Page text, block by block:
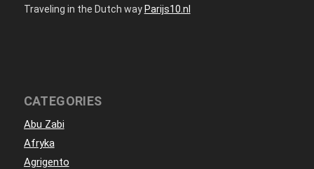
Traveling in the Dutch way Parijs10.nl
CATEGORIES
Abu Zabi
Afryka
Agrigento